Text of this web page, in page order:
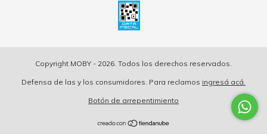
Copyright MOBY - 2026. Todos los derechos reservados.
Defensa de las y los consumidores. Para reclamos ingresá acá.
Botón de arrepentimiento